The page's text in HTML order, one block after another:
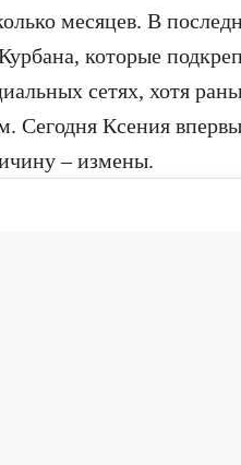
месяцев. В
которые
сетях, хотя
Сегодня Ксения
– измены.